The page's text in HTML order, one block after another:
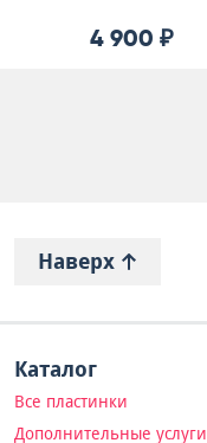
4 900 ₽
Наверх
Каталог
Все пластинки
Дополнительные услуги